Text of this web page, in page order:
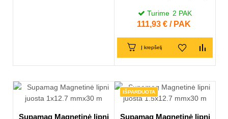
Turime 2 PAK
Kaina
111,93 € / PAK
Į krepšelį
Supamag Magnetinė lipni
IŠPARDUOTA
Supamag Magnetinė lipni